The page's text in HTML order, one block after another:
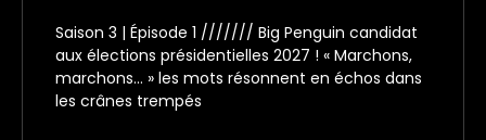
Saison 3 | Épisode 1 /////// Big Penguin candidat
aux élections présidentielles 2027 ! « Marchons,
marchons… » les mots résonnent en échos dans
les crânes trempés